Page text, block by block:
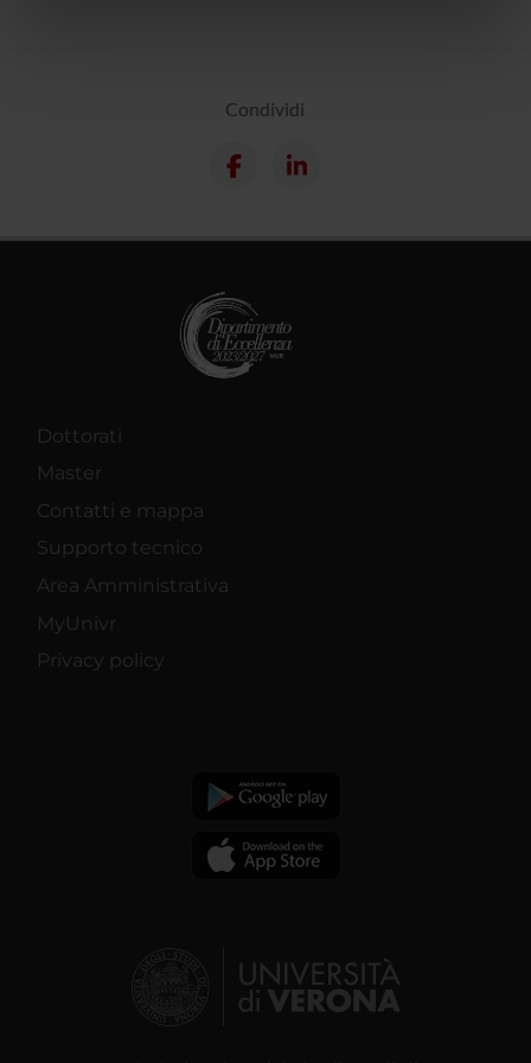
raccolto dal tuo utilizzo dei loro servizi.
Condividi
Dottorati
Master
Contatti e mappa
Supporto tecnico
Area Amministrativa
MyUnivr
Privacy policy